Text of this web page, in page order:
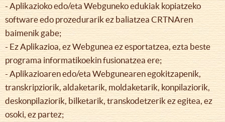
- Aplikazioko edo/eta Webguneko edukiak kopiatzeko
software edo prozedurarik ez baliatzea CRTNAren
baimenik gabe;
- Ez Aplikazioa, ez Webgunea ez esportatzea, ezta beste
programa informatikoekin fusionatzea ere;
- Aplikazioaren edo/eta Webgunearen egokitzapenik,
transkripziorik, aldaketarik, moldaketarik, konpilaziorik,
deskonpilaziorik, bilketarik, transkodetzerik ez egitea, ez
osoki, ez partez;